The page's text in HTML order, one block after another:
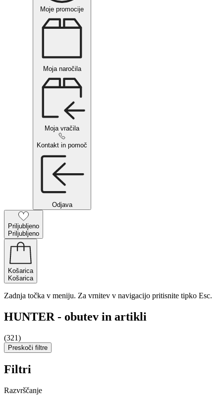
Moje promocije
Moja naročila
Moja vračila
Kontakt in pomoč
Odjava
Priljubljeno
Priljubljeno
Košarica
Košarica
Zadnja točka v meniju. Za vrnitev v navigacijo pritisnite tipko Esc.
HUNTER - obutev in artikli
(321)
Preskoči filtre
Filtri
Razvrščanje